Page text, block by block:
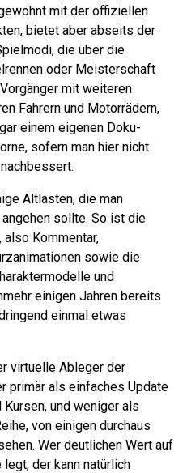
mit der offiziellen
bietet aber abseits der
die über die
oder Meisterschaft
mit weiteren
Fahrern und Motorrädern,
einem eigenen Doku-
sofern man hier nicht
Altlasten, die man
sollte. So ist die
Kommentar,
sowie die
und
einigen Jahren bereits
einmal etwas
virtuelle Ableger der
primär als einfaches Update
Kursen, und weniger als
von einigen durchaus
Wer deutlichen Wert auf
der kann natürlich